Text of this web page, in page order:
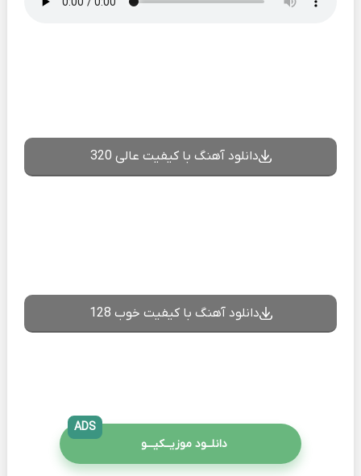
دانلود آهنگ با کیفیت عالی 320
دانلود آهنگ با کیفیت خوب 128
دانلــود موزیــکیـــو
ADS